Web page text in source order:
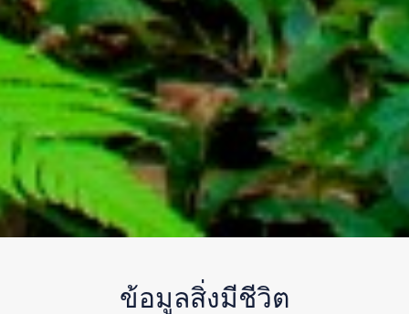
ข้อมูลสิ่งมีชีวิต